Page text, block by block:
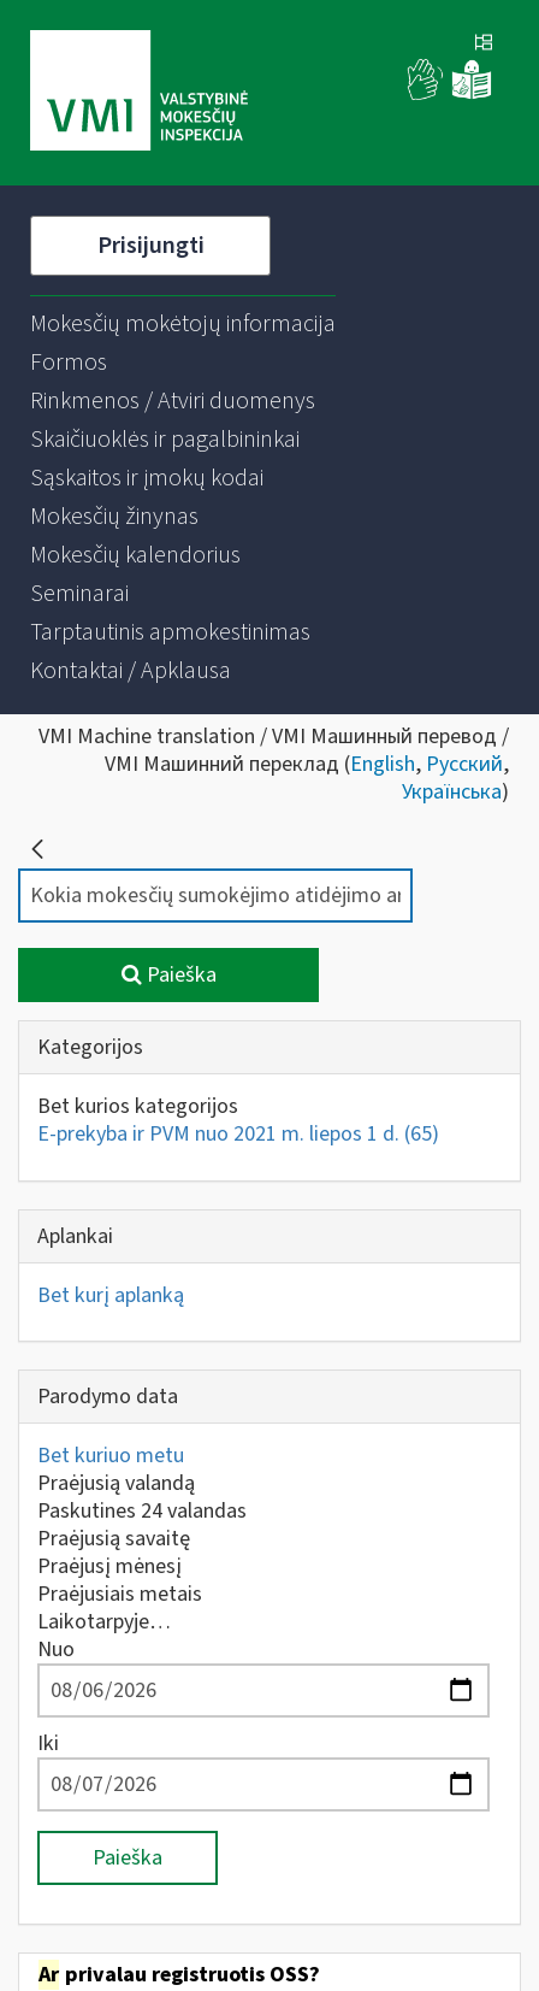
Prisijungti
Mokesčių mokėtojų informacija
Formos
Rinkmenos / Atviri duomenys
Skaičiuoklės ir pagalbininkai
Sąskaitos ir įmokų kodai
Mokesčių žinynas
Mokesčių kalendorius
Seminarai
Tarptautinis apmokestinimas
Kontaktai / Apklausa
VMI Machine translation / VMI Машинный перевод /
VMI Машинний переклад (English, Русский,
Українська)
Paieška
Kategorijos
Bet kurios kategorijos
E-prekyba ir PVM nuo 2021 m. liepos 1 d. (65)
Aplankai
Bet kurį aplanką
Parodymo data
Bet kuriuo metu
Praėjusią valandą
Paskutines 24 valandas
Praėjusią savaitę
Praėjusį mėnesį
Praėjusiais metais
Laikotarpyje…
Nuo
Iki
Paieška
Ar privalau registruotis OSS?